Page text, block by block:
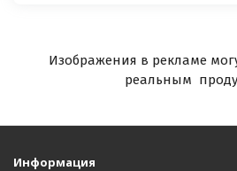
Изображения в рекламе
реальным
Информация